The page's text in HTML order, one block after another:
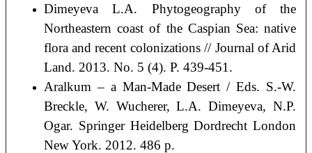
Dimeyeva L.A. Phytogeography of the
Northeastern coast of the Caspian Sea: native
flora and recent colonizations // Journal of Arid
Land. 2013. No. 5 (4). P. 439-451.
Aralkum – a Man-Made Desert / Eds. S.-W.
Breckle, W. Wucherer, L.A. Dimeyeva, N.P.
Ogar. Springer Heidelberg Dordrecht London
New York. 2012. 486 p.